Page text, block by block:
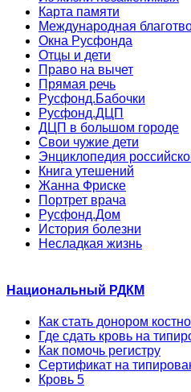
Карта памяти
Международная
Окна Русфонда
Отцы и дети
Право на вычет
Прямая речь
Русфонд.Бабочки
Русфонд.ДЦП
ДЦП в большом городе
Свои чужие дети
Энциклопедия
Книга утешений
Жанна Фриске
Портрет врача
Русфонд.Дом
История болезни
Несладкая жизнь
Национальный РДКМ
Как стать донором
Где сдать кровь на
Как помочь регистру
Сертификат на
Кровь 5